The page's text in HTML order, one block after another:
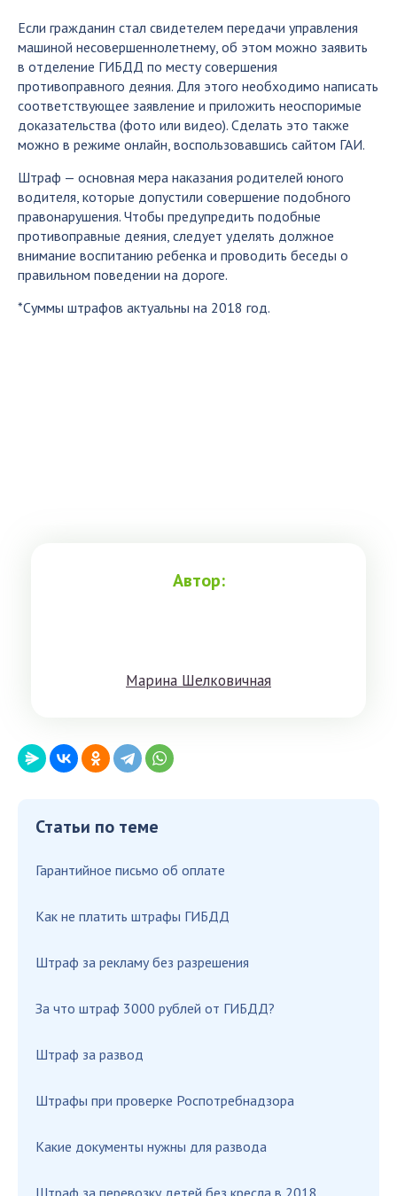
Если гражданин стал свидетелем передачи управления
машиной несовершеннолетнему, об этом можно заявить
в отделение ГИБДД по месту совершения
противоправного деяния. Для этого необходимо написать
соответствующее заявление и приложить неоспоримые
доказательства (фото или видео). Сделать это также
можно в режиме онлайн, воспользовавшись сайтом ГАИ.
Штраф — основная мера наказания родителей юного
водителя, которые допустили совершение подобного
правонарушения. Чтобы предупредить подобные
противоправные деяния, следует уделять должное
внимание воспитанию ребенка и проводить беседы о
правильном поведении на дороге.
*Суммы штрафов актуальны на 2018 год.
Автор:
Мaринa Шeлкoвичнaя
Статьи по теме
Гарантийное письмо об оплате
Как не платить штрафы ГИБДД
Штраф за рекламу без разрешения
За что штраф 3000 рублей от ГИБДД?
Штраф за развод
Штрафы при проверке Роспотребнадзора
Какие документы нужны для развода
Штраф за перевозку детей без кресла в 2018